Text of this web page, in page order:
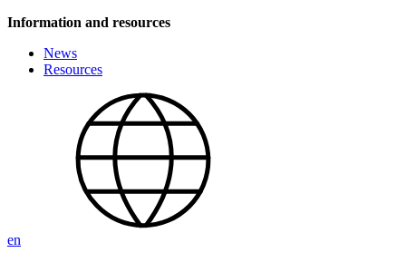
Information and resources
News
Resources
en